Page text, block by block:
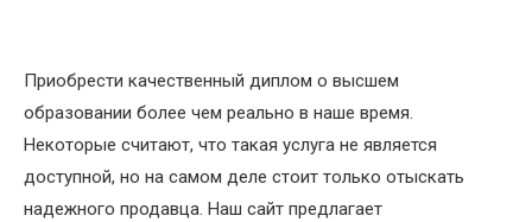
Приобрести качественный диплом о высшем
образовании более чем реально в наше время.
Некоторые считают, что такая услуга не является
доступной, но на самом деле стоит только отыскать
надежного продавца. Наш сайт предлагает